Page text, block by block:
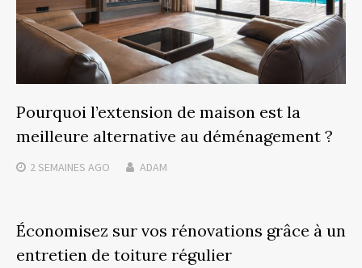
Pourquoi l’extension de maison est la
meilleure alternative au déménagement ?
2 SEMAINES AGO ADAM
Économisez sur vos rénovations grâce à un
entretien de toiture régulier